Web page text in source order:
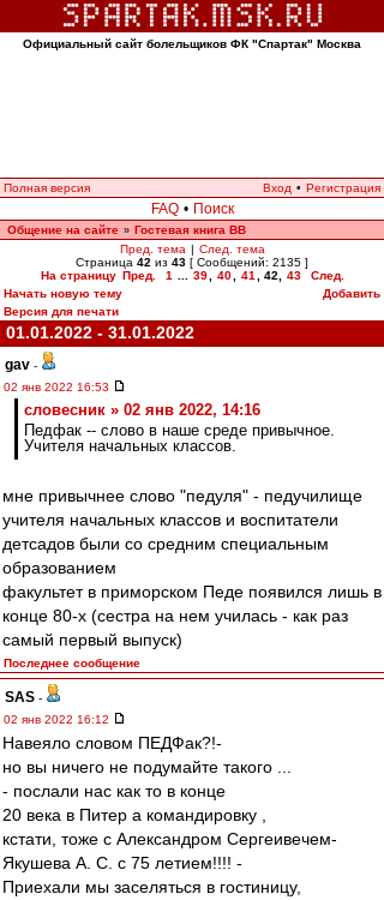
Официальный сайт болельщиков ФК "Спартак" Москва
Полная версия Вход • Регистрация
FAQ • Поиск
Общение на сайте » Гостевая книга ВВ
Пред. тема | След. тема
Страница 42 из 43 [ Сообщений: 2135 ]
На страницу Пред. 1 39 40 41 42 43
След.
Начать новую тему
Добавить
Версия для печати
01.01.2022 - 31.01.2022
gav -
02 янв 2022 16:53
словесник » 02 янв 2022, 14:16
Педфак -- слово в наше среде привычное.
Учителя начальных классов.
мне привычнее слово "педуля" - педучилище
учителя начальных классов и воспитатели
детсадов были со средним специальным
образованием
факультет в приморском Педе появился лишь в
конце 80-х (сестра на нем училась - как раз
самый первый выпуск)
Последнее сообщение
SAS -
02 янв 2022 16:12
Навеяло словом ПЕДФак?!-
но вы ничего не подумайте такого ...
- послали нас как то в конце
20 века в Питер а командировку ,
кстати, тоже с Александром Сергеивечем-
Якушева А. С. с 75 летием!!!! -
Приехали мы заселяться в гостиницу,